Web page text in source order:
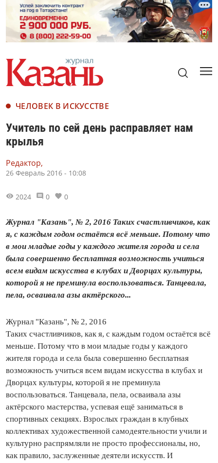
ЧЕЛОВЕК В ИСКУССТВЕ
Учитель по сей день расправляет нам
крылья
Редактор,
26 Февраль 2016 - 10:08
2024 0 0
Журнал "Казань", № 2, 2016 Таких счастливчиков, как
я, с каждым годом остаётся всё меньше. Потому что
в мои младые годы у каждого жителя города и села
была совершенно бесплатная возможность учиться
всем видам искусства в клубах и Дворцах культуры,
которой я не преминула воспользоваться. Танцевала,
пела, осваивала азы актёрского...
Журнал "Казань", № 2, 2016
Таких счастливчиков, как я, с каждым годом остаётся всё
меньше. Потому что в мои младые годы у каждого
жителя города и села была совершенно бесплатная
возможность учиться всем видам искусства в клубах и
Дворцах культуры, которой я не преминула
воспользоваться. Танцевала, пела, осваивала азы
актёрского мастерства, успевая ещё заниматься в
спортивных секциях. Взрослых граждан в клубных
коллективах художественной самодеятельности учили и
культурно распрямляли не просто профессионалы, но,
как правило, заслуженные деятели искусств. И